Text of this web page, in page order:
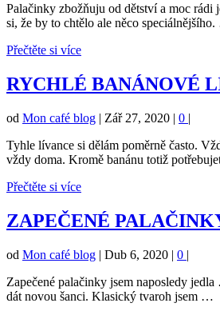
Palačinky zbožňuju od dětství a moc rádi
si, že by to chtělo ale něco
Přečtěte si více
RYCHLÉ BANÁNOVÉ
od Mon café blog | Zář 27, 2020 | 0 |
Tyhle lívance si dělám poměrně často.
vždy doma. Kromě banánu totiž
Přečtěte si více
ZAPEČENÉ
od Mon café blog | Dub 6, 2020 | 0 |
Zapečené palačinky jsem naposledy
dát novou šanci. Klasický tvaroh jsem …